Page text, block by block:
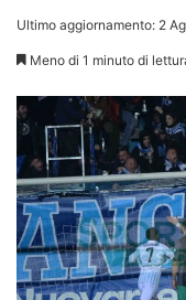
Ultimo aggiornamento: 2
Meno di 1 minuto di